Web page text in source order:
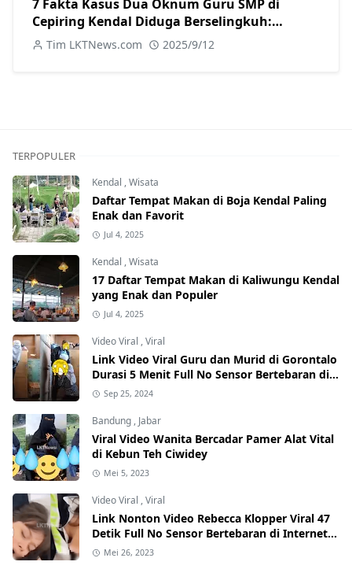
7 Fakta Kasus Dua Oknum Guru SMP di
Cepiring Kendal Diduga Berselingkuh:
Kronologi, Pengakuan, hingga Sanksi
Tim LKTNews.com 2025/9/12
TERPOPULER
Kendal ,Wisata
Daftar Tempat Makan di Boja Kendal Paling
Enak dan Favorit
Jul 4, 2025
Kendal ,Wisata
17 Daftar Tempat Makan di Kaliwungu Kendal
yang Enak dan Populer
Jul 4, 2025
Video Viral ,Viral
Link Video Viral Guru dan Murid di Gorontalo
Durasi 5 Menit Full No Sensor Bertebaran di
Internet, Hati-Hati Phising!
Sep 25, 2024
Bandung , Jabar
Viral Video Wanita Bercadar Pamer Alat Vital
di Kebun Teh Ciwidey
Mei 5, 2023
Video Viral ,Viral
Link Nonton Video Rebecca Klopper Viral 47
Detik Full No Sensor Bertebaran di Internet,
Hati-Hati Phising!
Mei 26, 2023